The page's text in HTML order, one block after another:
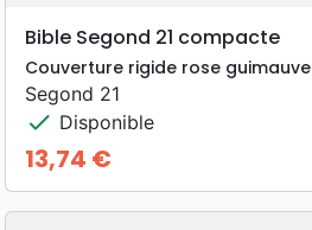
Bible Segond 21 compacte
Couverture rigide rose guimauve
Segond 21
check Disponible
Prix
13,74 €